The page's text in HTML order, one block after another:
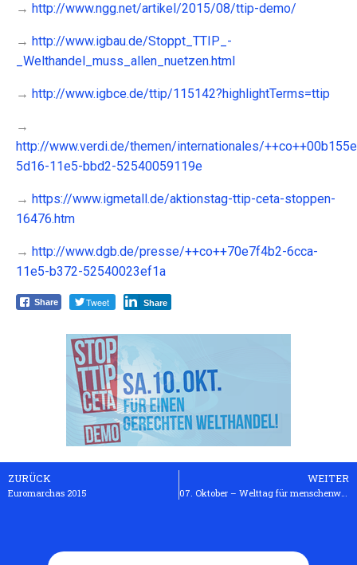
→ http://www.ngg.net/artikel/2015/08/ttip-demo/
→ http://www.igbau.de/Stoppt_TTIP_-
_Welthandel_muss_allen_nuetzen.html
→ http://www.igbce.de/ttip/115142?highlightTerms=ttip
→
http://www.verdi.de/themen/internationales/
5d16-11e5-bbd2-52540059119e
→ https://www.igmetall.de/aktionstag-ttip-ceta-stoppen-
16476.htm
→ http://www.dgb.de/presse/++co++70e7f4b2-6cca-
11e5-b372-52540023ef1a
Share Tweet Share
ZURÜCK
Euromarchas 2015
WEITER
07. Oktober – Welttag für menschenwürdige Arbeit